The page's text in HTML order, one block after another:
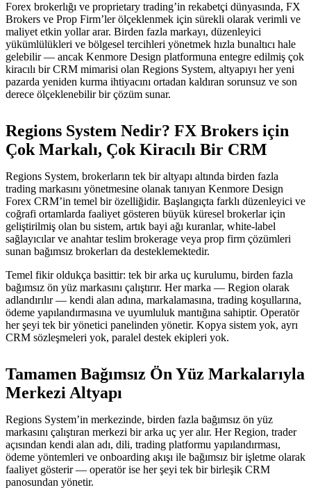
Forex brokerlığı ve proprietary trading’in rekabetçi dünyasında, FX
Brokers ve Prop Firm’ler ölçeklenmek için sürekli olarak verimli ve
maliyet etkin yollar arar. Birden fazla markayı, düzenleyici
yükümlülükleri ve bölgesel tercihleri yönetmek hızla bunaltıcı hale
gelebilir — ancak Kenmore Design platformuna entegre edilmiş çok
kiracılı bir CRM mimarisi olan Regions System, altyapıyı her yeni
pazarda yeniden kurma ihtiyacını ortadan kaldıran sorunsuz ve son
derece ölçeklenebilir bir çözüm sunar.
Regions System Nedir? FX Brokers için
Çok Markalı, Çok Kiracılı Bir CRM
Regions System, brokerların tek bir altyapı altında birden fazla
trading markasını yönetmesine olanak tanıyan Kenmore Design
Forex CRM’in temel bir özelliğidir. Başlangıçta farklı düzenleyici ve
coğrafi ortamlarda faaliyet gösteren büyük küresel brokerlar için
geliştirilmiş olan bu sistem, artık bayi ağı kuranlar, white-label
sağlayıcılar ve anahtar teslim brokerage veya prop firm çözümleri
sunan bağımsız brokerları da desteklemektedir.
Temel fikir oldukça basittir: tek bir arka uç kurulumu, birden fazla
bağımsız ön yüz markasını çalıştırır. Her marka — Region olarak
adlandırılır — kendi alan adına, markalamasına, trading koşullarına,
ödeme yapılandırmasına ve uyumluluk mantığına sahiptir. Operatör
her şeyi tek bir yönetici panelinden yönetir. Kopya sistem yok, ayrı
CRM sözleşmeleri yok, paralel destek ekipleri yok.
Tamamen Bağımsız Ön Yüz Markalarıyla
Merkezi Altyapı
Regions System’in merkezinde, birden fazla bağımsız ön yüz
markasını çalıştıran merkezi bir arka uç yer alır. Her Region, trader
açısından kendi alan adı, dili, trading platformu yapılandırması,
ödeme yöntemleri ve onboarding akışı ile bağımsız bir işletme olarak
faaliyet gösterir — operatör ise her şeyi tek bir birleşik CRM
panosundan yönetir.